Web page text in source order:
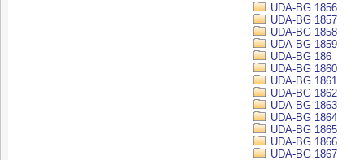
UDA-BG 1856
UDA-BG 1857
UDA-BG 1858
UDA-BG 1859
UDA-BG 186
UDA-BG 1860
UDA-BG 1861
UDA-BG 1862
UDA-BG 1863
UDA-BG 1864
UDA-BG 1865
UDA-BG 1866
UDA-BG 1867